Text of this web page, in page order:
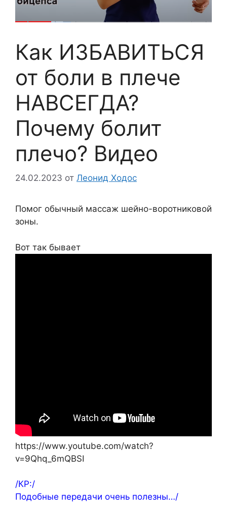
Как ИЗБАВИТЬСЯ
от боли в плече
НАВСЕГДА?
Почему болит
плечо? Видео
24.02.2023 от Леонид Ходос
Помог обычный массаж шейно-воротниковой
зоны.
Вот так бывает
https://www.youtube.com/watch?
v=9Qhq_6mQBSI
/КР:/
Подобные передачи очень полезны…/